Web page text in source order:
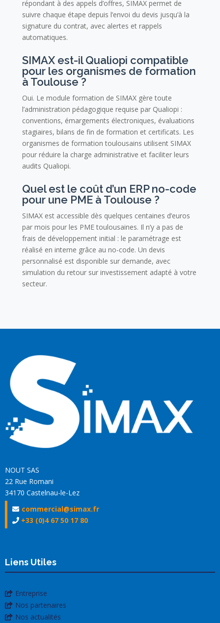
répondant à des appels d’offres, SIMAX permet de
suivre chaque étape depuis l’envoi du devis jusqu’à la
signature du contrat, avec alertes et rappels
automatiques.
SIMAX est-il Qualiopi compatible
pour les organismes de formation
à Toulouse ?
Oui. Le module formation de SIMAX gère toute
l’administration pédagogique requise par Qualiopi :
conventions, émargements électroniques, évaluations
stagiaires, bilans de fin de formation et certificats. Les
organismes de formation toulousains utilisent SIMAX
pour réduire la charge administrative et faciliter leurs
audits Qualiopi.
Quel est le coût d’un ERP no-code
pour une PME à Toulouse ?
SIMAX est accessible dès quelques centaines d’euros
par mois pour les PME toulousaines. Il n’y a pas de
frais de développement initial : le paramétrage est
réalisé en interne grâce au no-code. Un devis
personnalisé est disponible sur demande, avec
simulation du retour sur investissement adapté à votre
secteur.
NOUT SAS
22 Rue Romani
34170 Castelnau-le-Lez
commercial@simax.fr
+33 (0)4 67 50 17 80
Liens Utiles
Entreprise
Nos partenaires
Nos actualités